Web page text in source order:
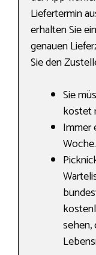
Liefertermin
erhalten Sie
genauen
Sie den
Sie
kostet
Immer
Woche.
sehen,